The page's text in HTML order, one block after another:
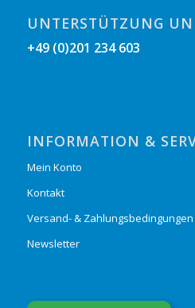
UNTERSTÜTZUNG
+49 (0)201 234 603
INFORMATION &
Mein Konto
Kontakt
Versand- & Zahlungsbedingungen
Newsletter